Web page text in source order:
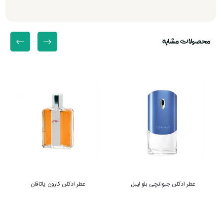
محصولات مشابه
عطر ادکلن جیوانچی بلو لیبل عطر ادکلن کارون یاتاقان